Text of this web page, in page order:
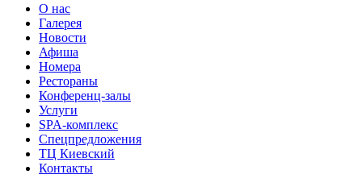
О нас
Галерея
Новости
Афиша
Номера
Рестораны
Конференц-залы
Услуги
SPA-комплекс
Спецпредложения
ТЦ Киевский
Контакты